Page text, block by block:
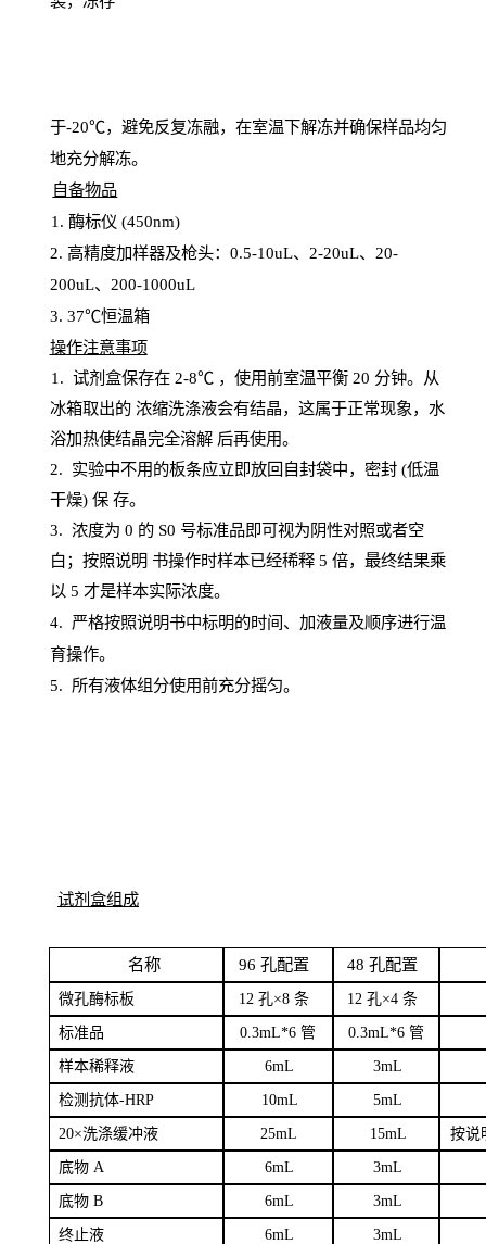
于-20℃，避免反复冻融，在室温下解冻并确保样品均匀
地充分解冻。
自备物品
1 . 酶标仪 (450nm)
2. 高精度加样器及枪头： 0.5-10uL、 2-20uL、 20-
200uL、 200-1000uL
3. 37℃恒温箱
操作注意事项
1. 试剂盒保存在 2-8℃ ，使用前室温平衡 20 分钟。从
冰箱取出的 浓缩洗涤液会有结晶，这属于正常现象，水
浴加热使结晶完全溶解 后再使用。
2. 实验中不用的板条应立即放回自封袋中，密封(低温
干燥) 保 存。
3. 浓度为 0 的 S0 号标准品即可视为阴性对照或者空
白；按照说明 书操作时样本已经稀释5 倍，最终结果乘
以 5 才是样本实际浓度。
4. 严格按照说明书中标明的时间、加液量及顺序进行温
育操作。
5. 所有液体组分使用前充分摇匀。
试剂盒组成
名称 96 孔配置 48 孔配置
微孔酶标板 12 孔×8 条 12 孔×4 条
标准品 0.3mL*6 管 0.3mL*6 管
样本稀释液 6mL 3mL
检测抗体-HRP 10mL 5mL
20×洗涤缓冲液 25mL 15mL 按说
底物A 6mL 3mL
底物B 6mL 3mL
终止液 6mL 3mL